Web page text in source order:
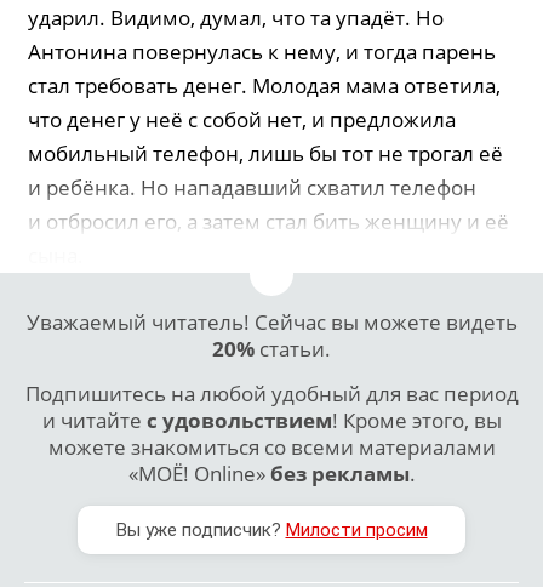
ударил. Видимо, думал, что та упадёт. Но
Антонина повернулась к нему, и тогда парень
стал требовать денег. Молодая мама ответила,
что денег у неё с собой нет, и предложила
мобильный телефон, лишь бы тот не трогал её
и ребёнка. Но нападавший схватил телефон
и отбросил его, а затем стал бить женщину и её
Уважаемый читатель! Сейчас вы можете видеть
20% статьи.
Подпишитесь на любой удобный для вас период
и читайте с удовольствием! Кроме этого, вы
можете знакомиться со всеми материалами
«МОЁ! Online»без рекламы.
Вы уже подписчик? Милости просим